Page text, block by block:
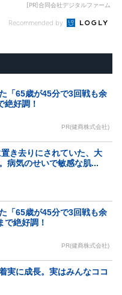
[PR]合同会社デジタルファーム
Recommended by
「65歳が45分で3回戦も余
絶好調！
PR(健商株式会社)
置き去りにされていた、大
病気のせいで敏感な肌...
「65歳が45分で3回戦も余
で絶好調！
PR(健商株式会社)
実に成長。実はみんなココ